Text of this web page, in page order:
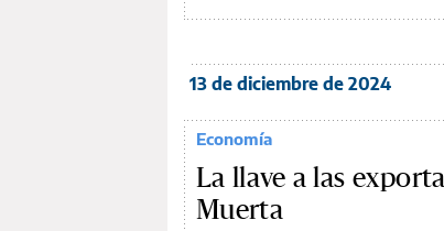
13 de diciembre de 2024
Economía
La llave a las
Muerta